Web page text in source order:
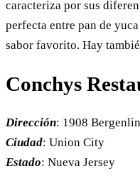
caracteriza por sus
perfecta entre pan de
sabor favorito. Hay
Conchys
Dirección: 1908
Ciudad: Union City
Estado: Nueva Jersey